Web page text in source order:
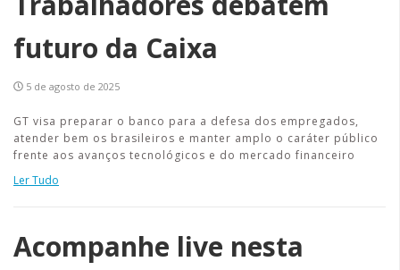
futuro da Caixa
5 de agosto de 2025
GT visa preparar o banco para a defesa dos empregados,
atender bem os brasileiros e manter amplo o caráter público
frente aos avanços tecnológicos e do mercado financeiro
Ler Tudo
Acompanhe live nesta